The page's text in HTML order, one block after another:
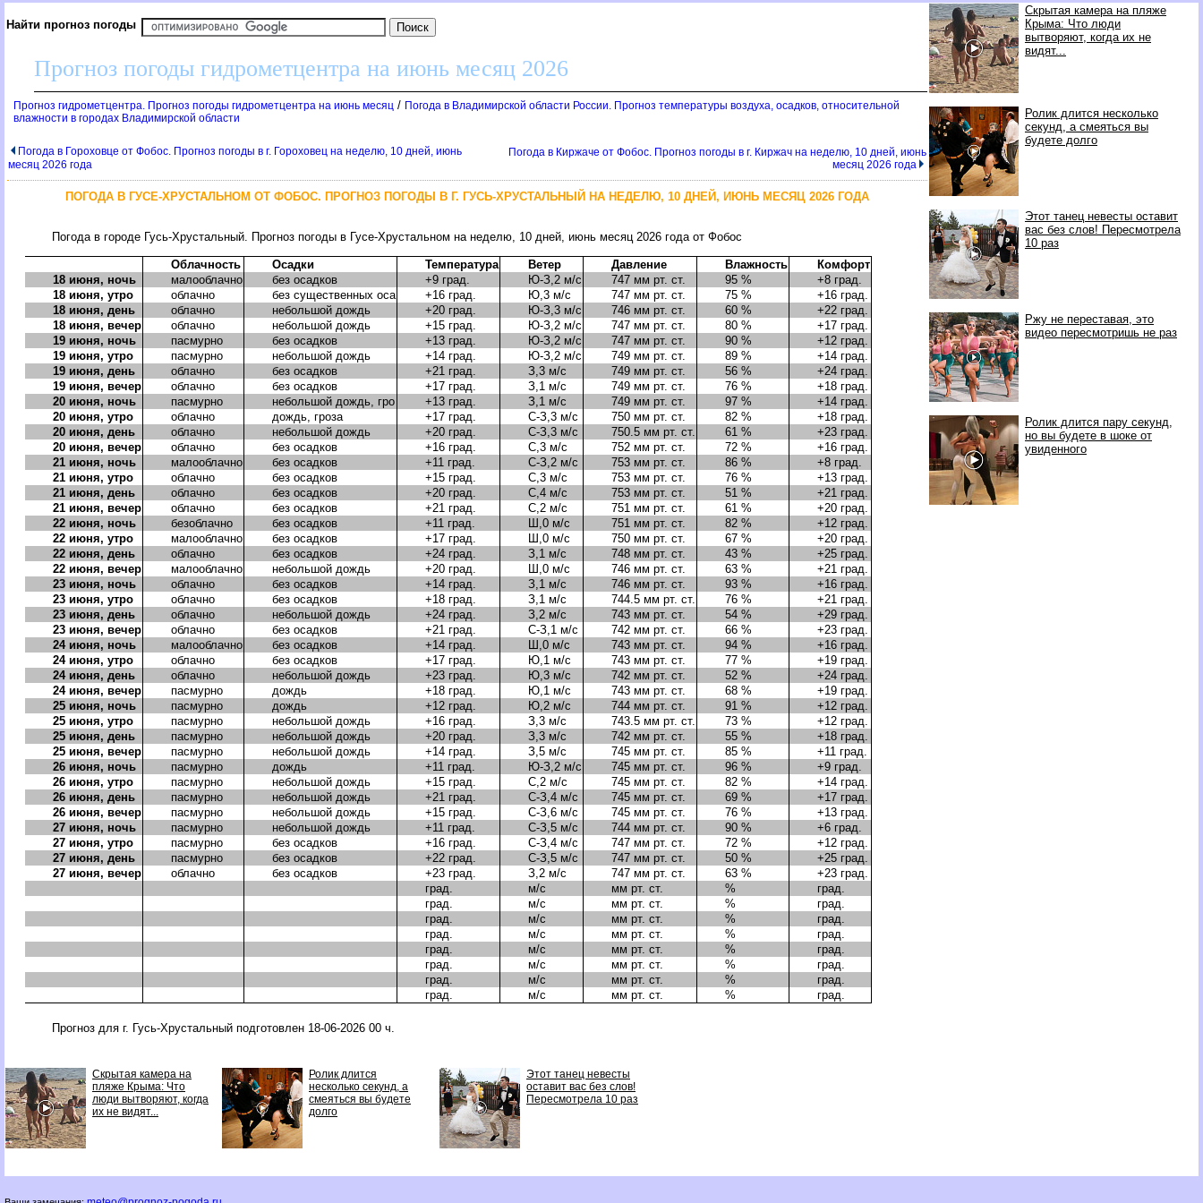
Найти прогноз погоды
Скрытая камера на пляже
Крыма: Что люди
вытворяют, когда их не
видят...
Ролик длится несколько
секунд, а смеяться вы
будете долго
Этот танец невесты оставит
вас без слов! Пересмотрела
10 раз
Ржу не переставая, это
видео пересмотришь не раз
Ролик длится пару секунд,
но вы будете в шоке от
увиденного
Прогноз погоды гидрометцентра на июнь месяц 2026
Прогноз гидрометцентра. Прогноз погоды гидрометцентра на июнь месяц / Погода в Владимирской области России. Прогноз температуры воздуха, осадков, относительной
влажности в городах Владимирской области
Погода в Гороховце от Фобос. Прогноз погоды в г. Гороховец на неделю, 10 дней, июнь
месяц 2026 года
Погода в Киржаче от Фобос. Прогноз погоды в г. Киржач на неделю, 10 дней, июнь
месяц 2026 года
ПОГОДА В ГУСЕ-ХРУСТАЛЬНОМ ОТ ФОБОС. ПРОГНОЗ ПОГОДЫ В Г. ГУСЬ-ХРУСТАЛЬНЫЙ НА НЕДЕЛЮ, 10 ДНЕЙ, ИЮНЬ МЕСЯЦ 2026 ГОДА
Погода в городе Гусь-Хрустальный. Прогноз погоды в Гусе-Хрустальном на неделю, 10 дней, июнь месяц 2026 года от Фобос
Облачность Осадки Температура Ветер Давление Влажность
Комфорт
18 июня, ночь
малооблачно без осадков +9 град. Ю-З,2 м/с 747 мм рт. ст. 95 %
+8 град.
18 июня, утро
облачно без существенных оса +16 град. Ю,3 м/с 747 мм рт. ст. 75 %
+16 град.
18 июня, день
облачно небольшой дождь +20 град. Ю-З,3 м/с 746 мм рт. ст. 60 %
+22 град.
18 июня, вечер
облачно небольшой дождь +15 град. Ю-З,2 м/с 747 мм рт. ст. 80 %
+17 град.
19 июня, ночь
пасмурно без осадков +13 град. Ю-З,2 м/с 747 мм рт. ст. 90 %
+12 град.
19 июня, утро
пасмурно небольшой дождь +14 град. Ю-З,2 м/с 749 мм рт. ст. 89 %
+14 град.
19 июня, день
облачно без осадков +21 град. З,3 м/с 749 мм рт. ст. 56 %
+24 град.
19 июня, вечер
облачно без осадков +17 град. З,1 м/с 749 мм рт. ст. 76 %
+18 град.
20 июня, ночь
пасмурно небольшой дождь, гро +13 град. З,1 м/с 749 мм рт. ст. 97 %
+14 град.
20 июня, утро
облачно дождь, гроза +17 град. С-З,3 м/с 750 мм рт. ст. 82 %
+18 град.
20 июня, день
облачно небольшой дождь +20 град. С-З,3 м/с 750.5 мм рт. ст. 61 %
+23 град.
20 июня, вечер
облачно без осадков +16 град. С,3 м/с 752 мм рт. ст. 72 %
+16 град.
21 июня, ночь
малооблачно без осадков +11 град. С-З,2 м/с 753 мм рт. ст. 86 %
+8 град.
21 июня, утро
облачно без осадков +15 град. С,3 м/с 753 мм рт. ст. 76 %
+13 град.
21 июня, день
облачно без осадков +20 град. С,4 м/с 753 мм рт. ст. 51 %
+21 град.
21 июня, вечер
облачно без осадков +21 град. С,2 м/с 751 мм рт. ст. 61 %
+20 град.
22 июня, ночь
безоблачно без осадков +11 град. Ш,0 м/с 751 мм рт. ст. 82 %
+12 град.
22 июня, утро
малооблачно без осадков +17 град. Ш,0 м/с 750 мм рт. ст. 67 %
+20 град.
22 июня, день
облачно без осадков +24 град. З,1 м/с 748 мм рт. ст. 43 %
+25 град.
22 июня, вечер
малооблачно небольшой дождь +20 град. Ш,0 м/с 746 мм рт. ст. 63 %
+21 град.
23 июня, ночь
облачно без осадков +14 град. З,1 м/с 746 мм рт. ст. 93 %
+16 град.
23 июня, утро
облачно без осадков +18 град. З,1 м/с 744.5 мм рт. ст. 76 %
+21 град.
23 июня, день
облачно небольшой дождь +24 град. З,2 м/с 743 мм рт. ст. 54 %
+29 град.
23 июня, вечер
облачно без осадков +21 град. С-З,1 м/с 742 мм рт. ст. 66 %
+23 град.
24 июня, ночь
малооблачно без осадков +14 град. Ш,0 м/с 743 мм рт. ст. 94 %
+16 град.
24 июня, утро
облачно без осадков +17 град. Ю,1 м/с 743 мм рт. ст. 77 %
+19 град.
24 июня, день
облачно небольшой дождь +23 град. Ю,3 м/с 742 мм рт. ст. 52 %
+24 град.
24 июня, вечер
пасмурно дождь +18 град. Ю,1 м/с 743 мм рт. ст. 68 %
+19 град.
25 июня, ночь
пасмурно дождь +12 град. Ю,2 м/с 744 мм рт. ст. 91 %
+12 град.
25 июня, утро
пасмурно небольшой дождь +16 град. З,3 м/с 743.5 мм рт. ст. 73 %
+12 град.
25 июня, день
пасмурно небольшой дождь +20 град. З,3 м/с 742 мм рт. ст. 55 %
+18 град.
25 июня, вечер
пасмурно небольшой дождь +14 град. З,5 м/с 745 мм рт. ст. 85 %
+11 град.
26 июня, ночь
пасмурно дождь +11 град. Ю-З,2 м/с 745 мм рт. ст. 96 %
+9 град.
26 июня, утро
пасмурно небольшой дождь +15 град. С,2 м/с 745 мм рт. ст. 82 %
+14 град.
26 июня, день
пасмурно небольшой дождь +21 град. С-З,4 м/с 745 мм рт. ст. 69 %
+17 град.
26 июня, вечер
пасмурно небольшой дождь +15 град. С-З,6 м/с 745 мм рт. ст. 76 %
+13 град.
27 июня, ночь
пасмурно небольшой дождь +11 град. С-З,5 м/с 744 мм рт. ст. 90 %
+6 град.
27 июня, утро
пасмурно без осадков +16 град. С-З,4 м/с 747 мм рт. ст. 72 %
+12 град.
27 июня, день
пасмурно без осадков +22 град. С-З,5 м/с 747 мм рт. ст. 50 %
+25 град.
27 июня, вечер
облачно без осадков +23 град. З,2 м/с 747 мм рт. ст. 63 %
+23 град.
град.
м/с мм рт. ст. %
град.
град.
м/с мм рт. ст. %
град.
град.
м/с мм рт. ст. %
град.
град.
м/с мм рт. ст. %
град.
град.
м/с мм рт. ст. %
град.
град.
м/с мм рт. ст. %
град.
град.
м/с мм рт. ст. %
град.
град.
м/с мм рт. ст. % град.
Прогноз для г. Гусь-Хрустальный подготовлен 18-06-2026 00 ч.
Скрытая камера на
пляже Крыма: Что
люди вытворяют, когда
их не видят...
Ролик длится
несколько секунд, а
смеяться вы будете
долго
Этот танец невесты
оставит вас без слов!
Пересмотрела 10 раз